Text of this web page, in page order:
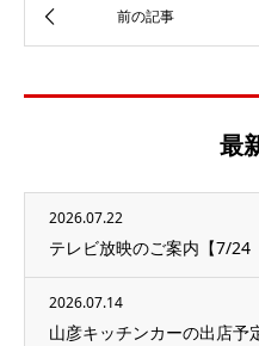
最
2026.07.22
テレビ放映のご案内【7/24
2026.07.14
山彦キッチンカーの出店予